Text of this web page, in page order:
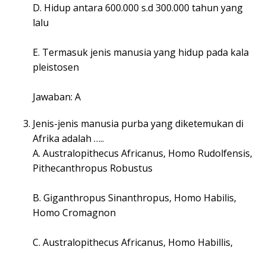
D. Hidup antara 600.000 s.d 300.000 tahun yang
lalu
E. Termasuk jenis manusia yang hidup pada kala
pleistosen
Jawaban: A
Jenis-jenis manusia purba yang diketemukan di
Afrika adalah …..
A. Australopithecus Africanus, Homo Rudolfensis,
Pithecanthropus Robustus
B. Giganthropus Sinanthropus, Homo Habilis,
Homo Cromagnon
C. Australopithecus Africanus, Homo Habillis,